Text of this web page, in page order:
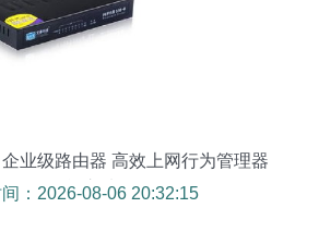
业级路由器 高效上网行为管理器
的全能之选
：2026-08-06 20:32:15